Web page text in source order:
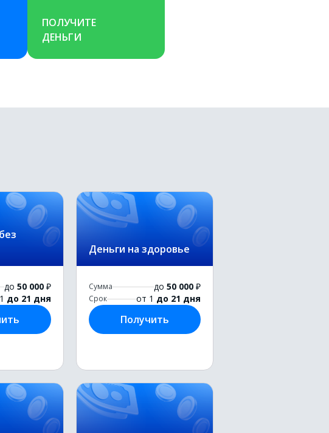
ПОЛУЧИТЕ
ДЕНЬГИ
до 50 000 ₽
до 21 дня
Деньги на здоровье
Сумма до 50 000 ₽
Срок от 1 до 21 дня
Получить